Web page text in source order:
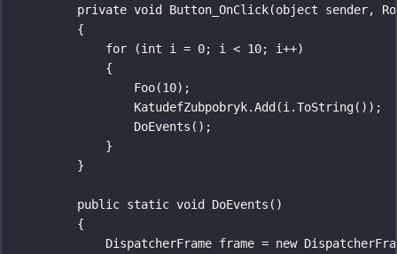
private void Button_OnClick(object sender,
{
for (int i = 0; i < 10; i++)
{
Foo(10);
KatudefZubpobryk.Add (i.ToString());
DoEvents ();
}
}
public static void DoEvents ()
{
DispatcherFrame frame = new